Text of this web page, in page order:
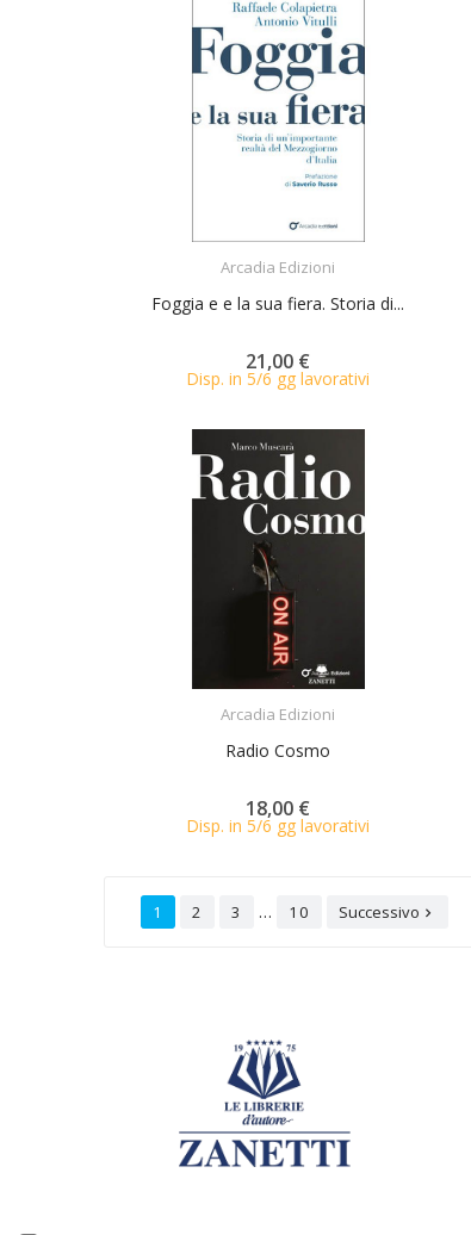
Arcadia Edizioni
Foggia e e la sua fiera. Storia di...
21,00 €
Disp. in 5/6 gg lavorativi
Arcadia Edizioni
Radio Cosmo
18,00 €
Disp. in 5/6 gg lavorativi
1 2 3 … 10 Successivo 